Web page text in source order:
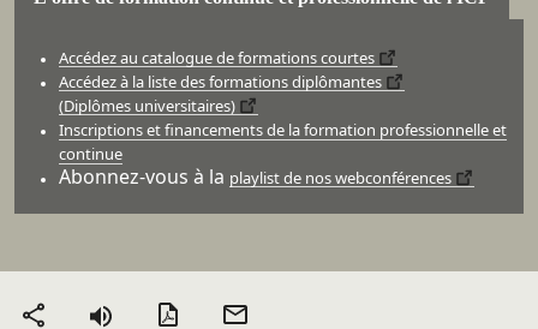
Accédez au catalogue de formations courtes
Accédez à la liste des formations diplômantes
(Diplômes universitaires)
Inscriptions et financements de la formation professionnelle et
continue
Abonnez-vous à la playlist de nos webconférences
Partager Version PDF